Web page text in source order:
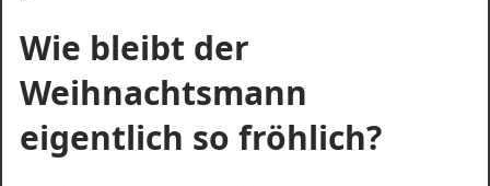
Wie bleibt der
Weihnachtsmann
eigentlich so fröhlich?